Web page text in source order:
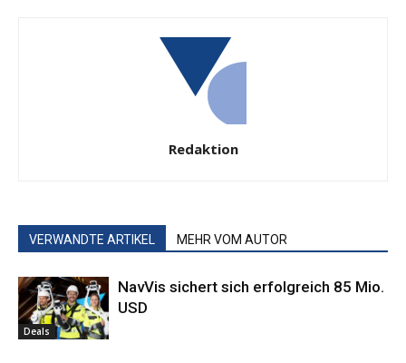
Redaktion
VERWANDTE ARTIKEL MEHR VOM AUTOR
Deals
NavVis sichert sich erfolgreich 85 Mio.
USD